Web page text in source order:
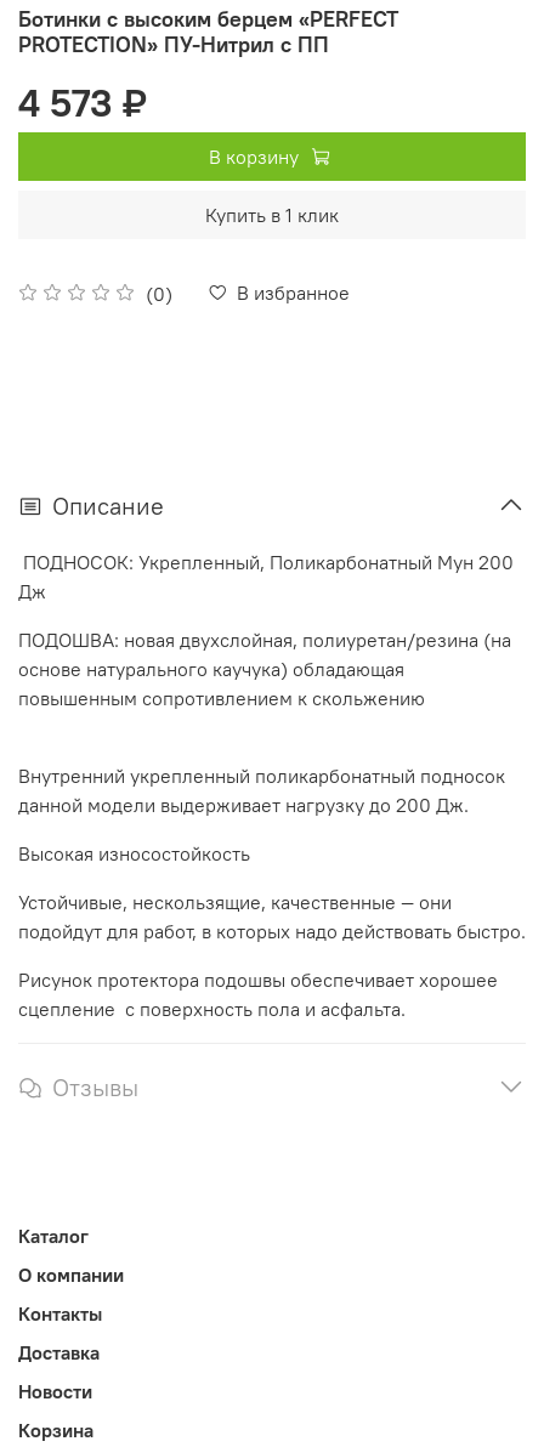
Ботинки с высоким берцем «PERFECT
PROTECTION» ПУ-Нитрил с ПП
(0) В избранное
4 573 ₽
В корзину
Купить в 1 клик
Описание
ПОДНОСОК: Укрепленный, Поликарбонатный Мун 200
Дж
ПОДОШВА: новая двухслойная, полиуретан/резина (на
основе натурального каучука) обладающая
повышенным сопротивлением к скольжению
Внутренний укрепленный поликарбонатный подносок
данной модели выдерживает нагрузку до 200 Дж.
Высокая износостойкость
Устойчивые, нескользящие, качественные — они
подойдут для работ, в которых надо действовать быстро.
Рисунок протектора подошвы обеспечивает хорошее
сцепление с поверхность пола и асфальта.
Отзывы
Каталог
О компании
Контакты
Доставка
Новости
Корзина